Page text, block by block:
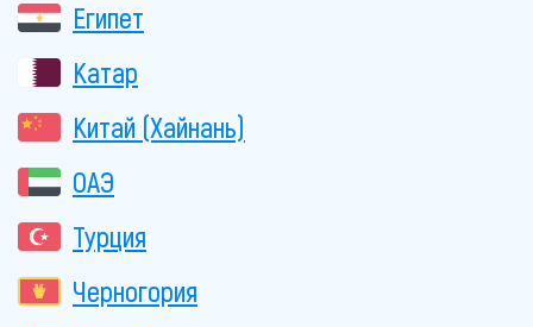
Египет
Катар
Китай (Хайнань)
ОАЭ
Турция
Черногория